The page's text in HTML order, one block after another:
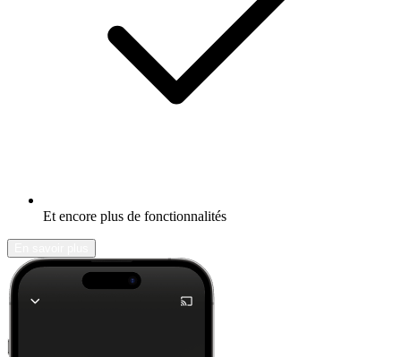
Et encore plus de fonctionnalités